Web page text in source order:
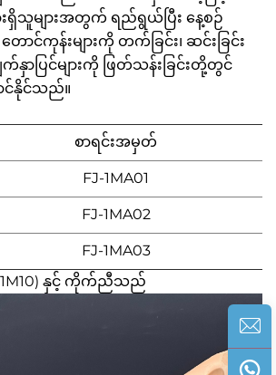
ရှိသူများအတွက် ရည်ရွယ်ပြီး နေ့စဉ်
ောင်ကုန်းများကို တက်ခြင်း၊ ဆင်းခြင်း
နှာပြင်များကို ဖြတ်သန်းခြင်းတို့တွင်
င်နိုင်သည်။
စာရင်းအမှတ်
FJ-1MA01
FJ-1MA02
FJ-1MA03
(1M10) နှင့် ကိုက်ညီသည်